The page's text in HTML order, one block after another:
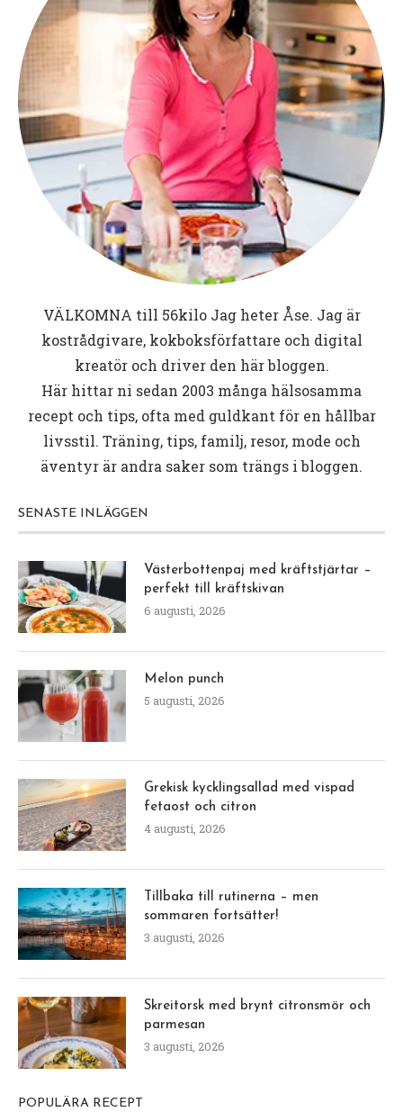
VÄLKOMNA till 56kiloJag heter Åse. Jag är
kostrådgivare, kokboksförfattare och digital
kreatör och driver den här bloggen.
Här hittar ni sedan 2003 många hälsosamma
recept och tips, ofta med guldkant för en hållbar
livsstil. Träning, tips, familj, resor, mode och
äventyr är andra saker som trängs i bloggen.
SENASTE INLÄGGEN
Västerbottenpaj med kräftstjärtar –
perfekt till kräftskivan
6 augusti, 2026
Melon punch
5 augusti, 2026
Grekisk kycklingsallad med vispad
fetaost och citron
4 augusti, 2026
Tillbaka till rutinerna – men
sommaren fortsätter!
3 augusti, 2026
Skreitorsk med brynt citronsmör och
parmesan
3 augusti, 2026
POPULÄRA RECEPT